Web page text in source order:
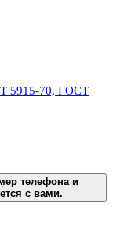
5915-70, ГОСТ
телефона и
с вами.